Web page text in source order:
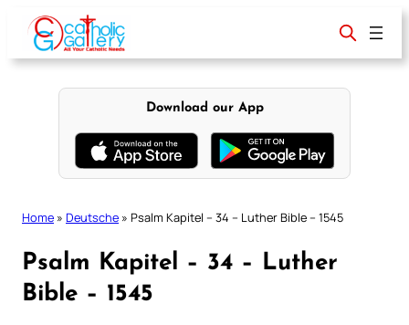
content
Download our App
Home » Deutsche » Psalm Kapitel – 34 – Luther Bible – 1545
Psalm Kapitel – 34 – Luther
Bible – 1545